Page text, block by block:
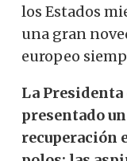
los Estados
una gran
europeo
La Presidenta
presentado
recuperación